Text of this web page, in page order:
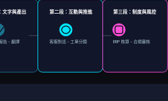
文字與產出
告、翻譯
第二段：互動與推進
客服對話、工單分類
第三段：制度與風控
ERP 核算、合規審核